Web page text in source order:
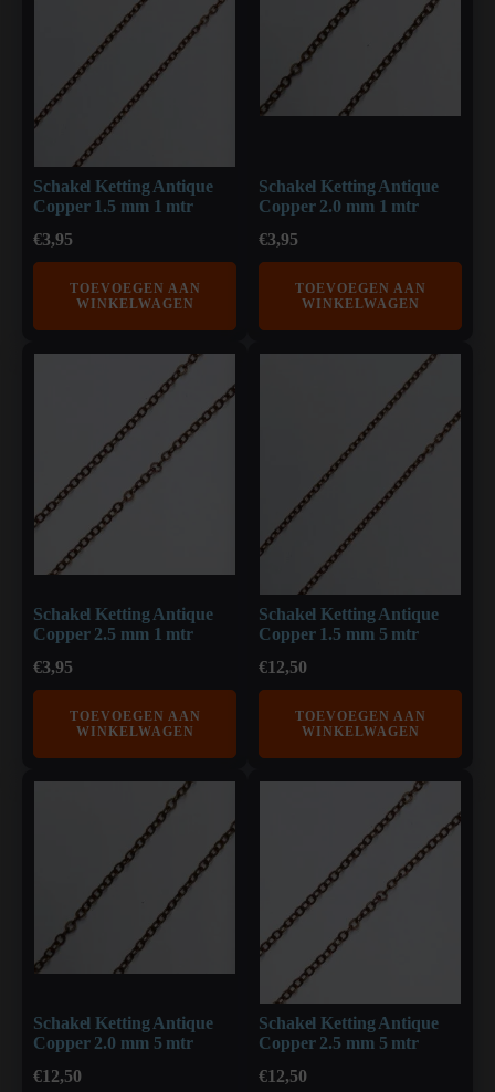
Schakel Ketting Antique
Copper 1.5 mm 1 mtr
€3,95
TOEVOEGEN AAN
WINKELWAGEN
Schakel Ketting Antique
Copper 2.0 mm 1 mtr
€3,95
TOEVOEGEN AAN
WINKELWAGEN
Schakel Ketting Antique
Copper 2.5 mm 1 mtr
€3,95
TOEVOEGEN AAN
WINKELWAGEN
Schakel Ketting Antique
Copper 1.5 mm 5 mtr
€12,50
TOEVOEGEN AAN
WINKELWAGEN
Schakel Ketting Antique
Copper 2.0 mm 5 mtr
€12,50
Schakel Ketting Antique
Copper 2.5 mm 5 mtr
€12,50